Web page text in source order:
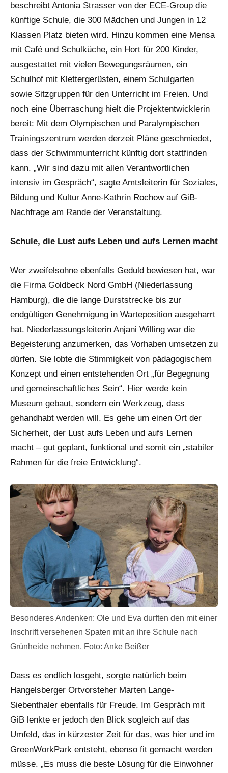
beschreibt Antonia Strasser von der ECE-Group die
künftige Schule, die 300 Mädchen und Jungen in 12
Klassen Platz bieten wird. Hinzu kommen eine Mensa
mit Café und Schulküche, ein Hort für 200 Kinder,
ausgestattet mit vielen Bewegungsräumen, ein
Schulhof mit Klettergerüsten, einem Schulgarten
sowie Sitzgruppen für den Unterricht im Freien. Und
noch eine Überraschung hielt die Projektentwicklerin
bereit: Mit dem Olympischen und Paralympischen
Trainingszentrum werden derzeit Pläne geschmiedet,
dass der Schwimmunterricht künftig dort stattfinden
kann. „Wir sind dazu mit allen Verantwortlichen
intensiv im Gespräch“, sagte Amtsleiterin für Soziales,
Bildung und Kultur Anne-Kathrin Rochow auf GiB-
Nachfrage am Rande der Veranstaltung.
Schule, die Lust aufs Leben und aufs Lernen macht
Wer zweifelsohne ebenfalls Geduld bewiesen hat, war
die Firma Goldbeck Nord GmbH (Niederlassung
Hamburg), die die lange Durststrecke bis zur
endgültigen Genehmigung in Warteposition ausgeharrt
hat. Niederlassungsleiterin Anjani Willing war die
Begeisterung anzumerken, das Vorhaben umsetzen zu
dürfen. Sie lobte die Stimmigkeit von pädagogischem
Konzept und einen entstehenden Ort „für Begegnung
und gemeinschaftliches Sein“. Hier werde kein
Museum gebaut, sondern ein Werkzeug, dass
gehandhabt werden will. Es gehe um einen Ort der
Sicherheit, der Lust aufs Leben und aufs Lernen
macht – gut geplant, funktional und somit ein „stabiler
Rahmen für die freie Entwicklung“.
Besonderes Andenken: Ole und Eva durften den mit einer
Inschrift versehenen Spaten mit an ihre Schule nach
Grünheide nehmen. Foto: Anke Beißer
Dass es endlich losgeht, sorgte natürlich beim
Hangelsberger Ortvorsteher Marten Lange-
Siebenthaler ebenfalls für Freude. Im Gespräch mit
GiB lenkte er jedoch den Blick sogleich auf das
Umfeld, das in kürzester Zeit für das, was hier und im
GreenWorkPark entsteht, ebenso fit gemacht werden
müsse. „Es muss die beste Lösung für die Einwohner